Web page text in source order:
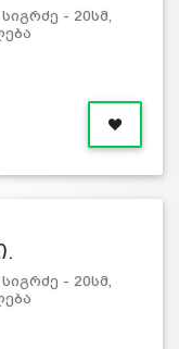
- 20სმ,
- 20სმ,